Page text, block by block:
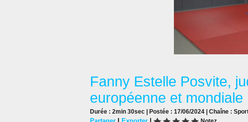
Fanny Estelle Posvite,
européenne et mondiale
Durée : 2min 30sec | Postée : 17/06/2024 | Chaîne :